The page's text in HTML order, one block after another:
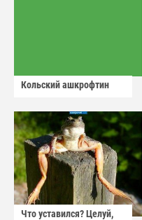
Кольский ашкрофтин
Что уставился? Целуй,